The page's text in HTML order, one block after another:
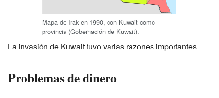
Mapa de Irak en 1990, con Kuwait como
provincia (Gobernación de Kuwait).
La invasión de Kuwait tuvo varias razones importantes.
Problemas de dinero